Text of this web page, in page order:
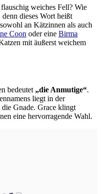
weiches Fell? Wie
dieses Wort heißt
an Kätzinnen als auch
Coon oder eine Birma
mit äußerst weichem
bedeutet „die Anmutige“.
liegt in der
die Gnade. Grace klingt
eine hervorragende Wahl.